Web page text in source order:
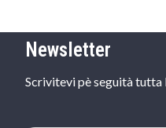
Newsletter
Scrivitevi pè seguità tutta